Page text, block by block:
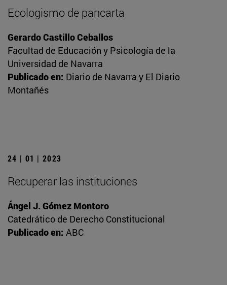
Ecologismo de pancarta
Gerardo Castillo Ceballos
Facultad de Educación y Psicología de la
Universidad de Navarra
Publicado en: Diario de Navarra y El Diario
Montañés
24 | 01 | 2023
Recuperar las instituciones
Ángel J. Gómez Montoro
Catedrático de Derecho Constitucional
Publicado en: ABC